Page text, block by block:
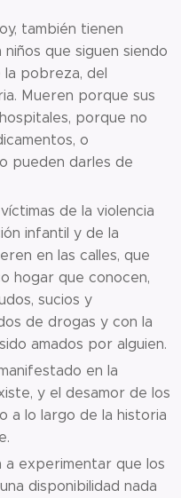
también tienen
que siguen siendo
la pobreza, del
Mueren porque sus
porque no
o
pueden darles de
de la violencia
infantil y de la
en las calles, que
hogar que conocen,
sucios y
de drogas y con la
amados por alguien.
en la
y el desamor de los
a lo largo de la historia
a experimentar que los
disponibilidad nada